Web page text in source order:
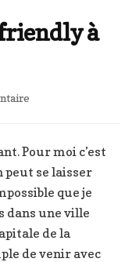
à
à
Lyon
Pour moi c’est
peut se laisser
que je
dans une ville
de la
de venir avec